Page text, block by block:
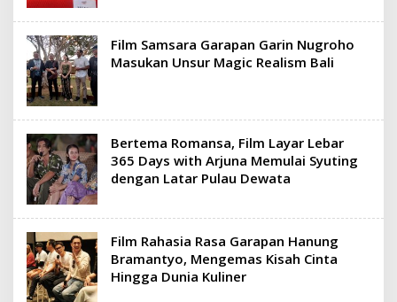
Film Samsara Garapan Garin Nugroho
Masukan Unsur Magic Realism Bali
Bertema Romansa, Film Layar Lebar
365 Days with Arjuna Memulai Syuting
dengan Latar Pulau Dewata
Film Rahasia Rasa Garapan Hanung
Bramantyo, Mengemas Kisah Cinta
Hingga Dunia Kuliner